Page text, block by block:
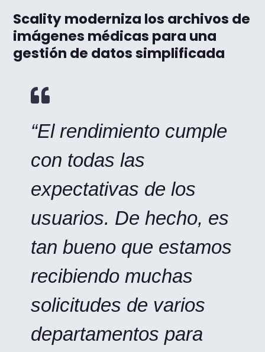
Scality moderniza los archivos de
imágenes médicas para una
gestión de datos simplificada

“El rendimiento cumple
con todas las
expectativas de los
usuarios. De hecho, es
tan bueno que estamos
recibiendo muchas
solicitudes de varios
departamentos para